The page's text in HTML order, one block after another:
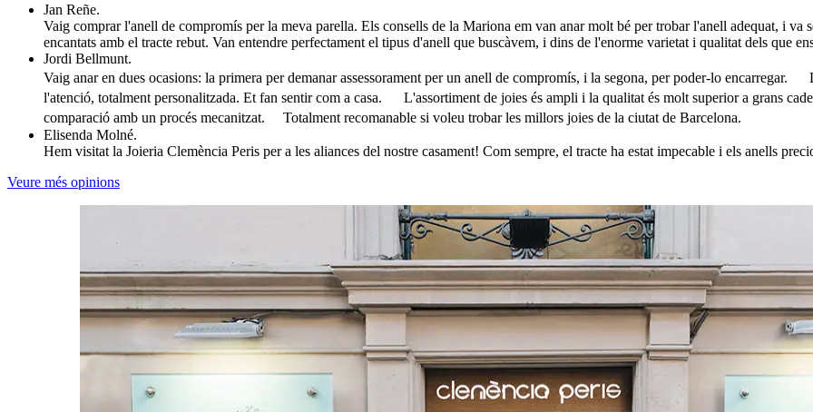
Jan Reñe.
Vaig comprar l'anell de compromís per la meva parella. Els consells de la Mariona em van anar molt bé per trobar l'anell adequat, i va
encantats amb el tracte rebut. Van entendre perfectament el tipus d'anell que buscàvem, i dins de l'enorme varietat i qualitat dels que
Jordi Bellmunt.
Vaig anar en dues ocasions: la primera per demanar assessorament per un anell de compromís, i la segona, per poder-lo
l'atenció, totalment personalitzada. Et fan sentir com a casa. L'assortiment de joies és ampli i la qualitat és molt superior a grans
comparació amb un procés mecanitzat. Totalment recomanable si voleu trobar les millors joies de la ciutat de Barcelona.
Elisenda Molné.
Hem visitat la Joieria Clemència Peris per a les aliances del nostre casament! Com sempre, el tracte ha estat impecable i els anells
Veure més opinions